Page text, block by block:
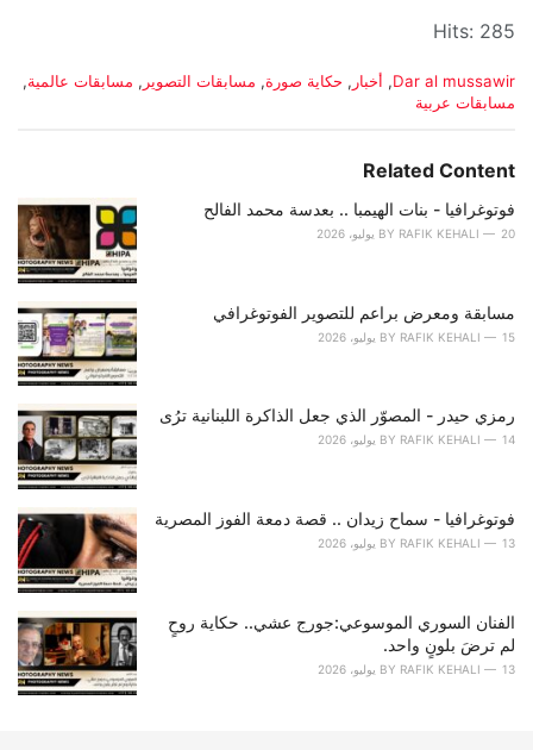
Hits: 285
C
a
g
r
i
Dar al mussawir
, أخبار , حكاية صورة, مسابقات التصوير , مسابقات عالمية,
مسابقات عربية
Related Content
فوتوغرافيا - بنات الهيمبا .. بعدسة محمد الفالح
BY RAFIK KEHALI 20 يوليو، 2026
مسابقة ومعرض براعم للتصوير الفوتوغرافي
BY RAFIK KEHALI 15 يوليو، 2026
رمزي حيدر - المصوّر الذي جعل الذاكرة اللبنانية ترُى
BY RAFIK KEHALI 14 يوليو، 2026
فوتوغرافيا - سماح زيدان .. قصة دمعة الفوز المصرية
BY RAFIK KEHALI 13 يوليو، 2026
الفنان السوري الموسوعي:جورج عشي.. حكاية روحٍ
لم ترضَ بلونٍ واحد.
BY RAFIK KEHALI 13 يوليو، 2026